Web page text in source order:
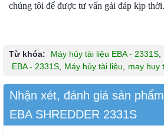
chúng tôi để được tư vấn gải đáp kịp thời.
Từ khóa: Máy hủy tài liệu EBA - 2331S,
EBA - 2331S, Máy hủy tài liệu, may huy
Nhận xét, đánh giá sản
EBA SHREDDER 2331S